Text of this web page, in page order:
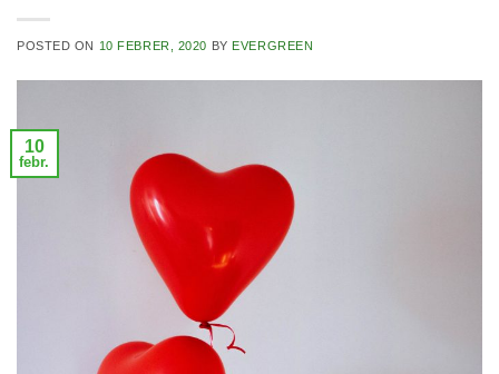
POSTED ON 10 FEBRER, 2020 BY EVERGREEN
10
febr.